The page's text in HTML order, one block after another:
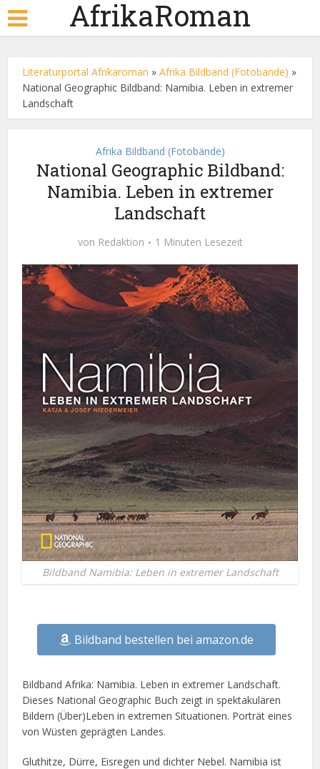
AfrikaRoman
Literaturportal Afrikaroman »Afrika Bildband (Fotobände) »
National Geographic Bildband: Namibia. Leben in extremer
Landschaft
Afrika Bildband (Fotobände)
National Geographic Bildband:
Namibia. Leben in extremer
Landschaft
von Redaktion 1 Minuten Lesezeit
Bildband Namibia: Leben in extremer Landschaft
Bildband bestellen bei amazon.de
Bildband Afrika: Namibia. Leben in extremer Landschaft.
Dieses National Geographic Buch zeigt in spektakulären
Bildern (Über)Leben in extremen Situationen. Porträt eines
von Wüsten geprägten Landes.
Gluthitze, Dürre, Eisregen und dichter Nebel. Namibia ist